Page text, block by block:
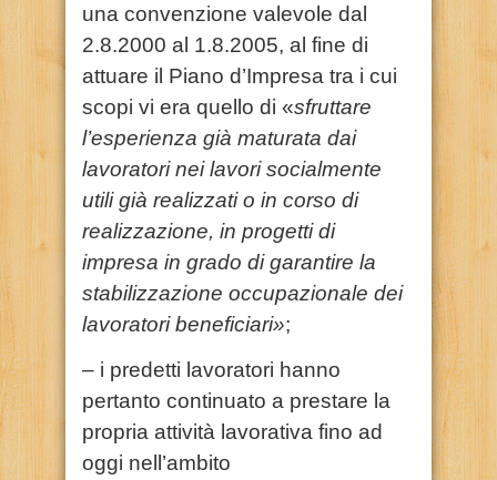
una convenzione valevole dal
2.8.2000 al 1.8.2005, al fine di
attuare il Piano d’Impresa tra i cui
scopi vi era quello di «sfruttare
l’esperienza già maturata dai
lavoratori nei lavori socialmente
utili già realizzati o in corso di
realizzazione, in progetti di
impresa in grado di garantire la
stabilizzazione occupazionale dei
lavoratori beneficiari»;
– i predetti lavoratori hanno
pertanto continuato a prestare la
propria attività lavorativa fino ad
oggi nell’ambito